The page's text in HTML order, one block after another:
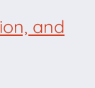
and